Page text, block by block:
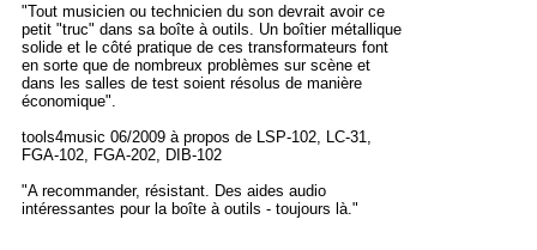
"Tout musicien ou technicien du son devrait avoir ce
petit "truc" dans sa boîte à outils. Un boîtier métallique
solide et le côté pratique de ces transformateurs font
en sorte que de nombreux problèmes sur scène et
dans les salles de test soient résolus de manière
économique".
tools4music 06/2009 à propos de LSP-102, LC-31,
FGA-102, FGA-202, DIB-102
"A recommander, résistant. Des aides audio
intéressantes pour la boîte à outils - toujours là."